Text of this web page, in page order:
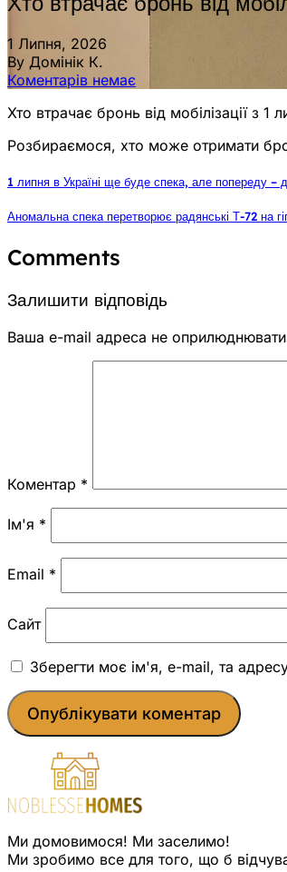
1 Липня, 2026
By Домінік К.
Коментарів немає
Хто втрачає бронь від мобілізації з 1
Розбираємося, хто може отримати
1 липня в Україні ще буде спека, але попереду –
Аномальна спека перетворює радянські Т-72 на
Comments
Залишити відповідь
Ваша e-mail адреса не
Коментар *
Ім'я *
Email *
Сайт
Зберегти моє ім'я, e-mail, та
Ми домовимося! Ми заселимо!
Ми зробимо все для того, що б